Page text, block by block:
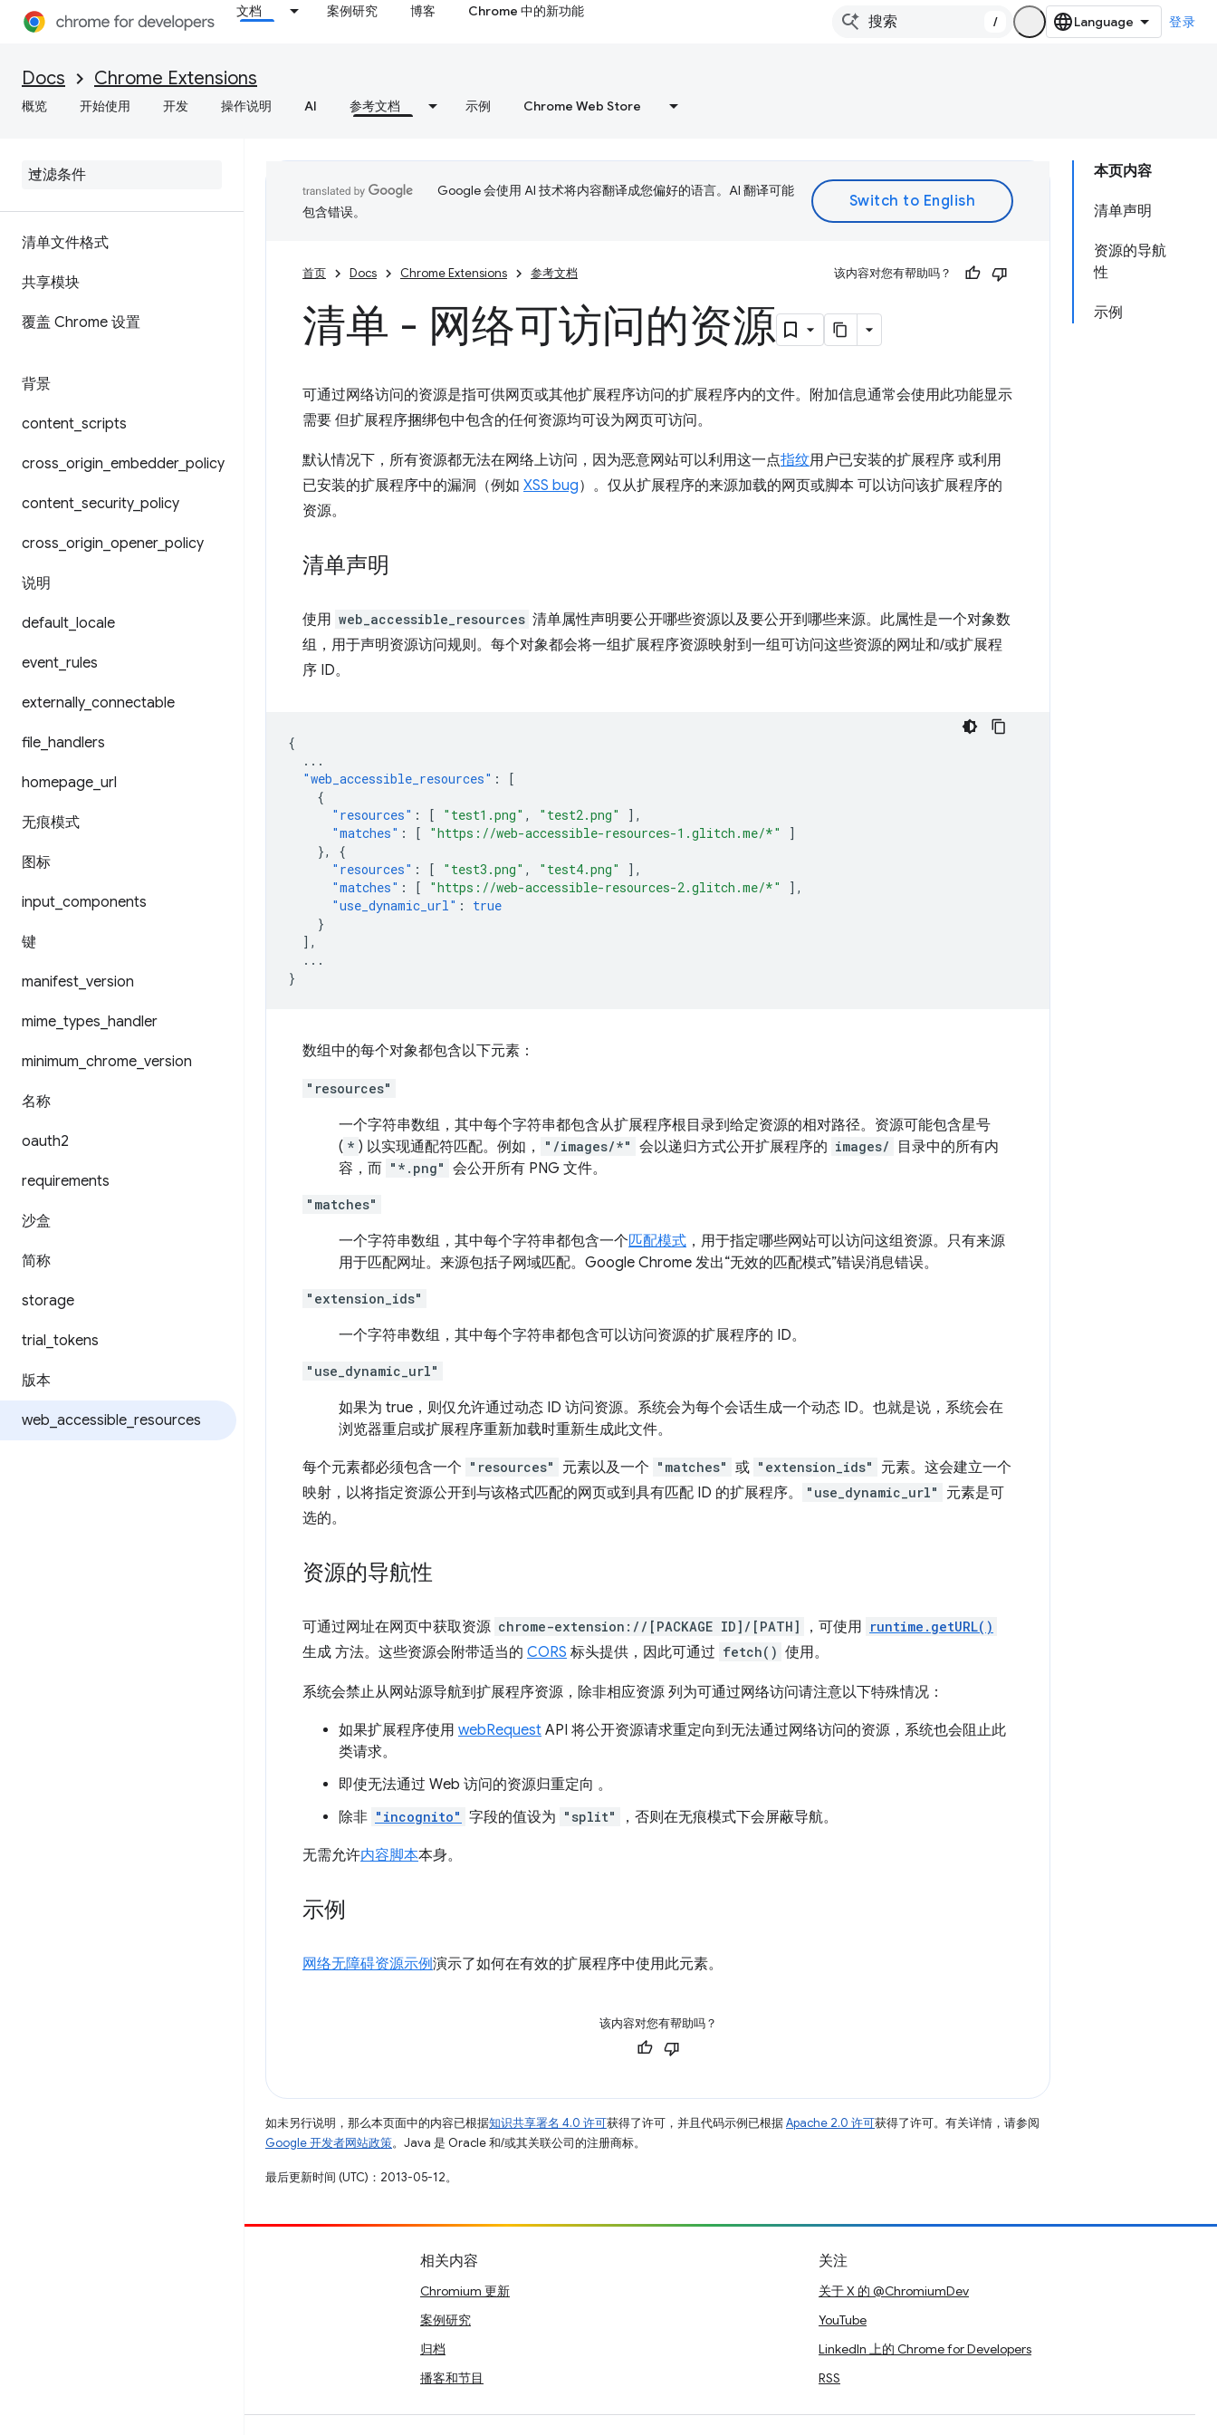
文档 案例研究 博客 Chrome 中的新功能
/ 登录
Docs Chrome Extensions
概览 开始使用 开发 操作说明 AI 参考文档 示例 Chrome Web Store
清单文件格式
共享模块
覆盖 Chrome 设置
背景
content scripts
cross origin embedder_ policy
content security_ policy
cross origin opener_ policy
说明
default locale
event rules
externally_ connectable
file handlers
homepage url
无痕模式
图标
input components
键
manifest version
mime types handler
minimum chrome version
名称
oauth2
requirements
沙盒
简称
storage
trial tokens
版本
web accessible resources
本页内容
清单声明
资源的导航
性
示例
Google 会使用 AI 技术将内容翻译成您偏好的语言。AI 翻译可能
包含错误。
首页 Docs Chrome Extensions 参考文档 该内容对您有帮助吗？
清单 - 网络可访问的资源
可通过网络访问的资源是指可供网页或其他扩展程序访问的扩展程序内的文件。附加信息通常会使用此功能显示
需要 但扩展程序捆绑包中包含的任何资源均可设为网页可访问。
默认情况下，所有资源都无法在网络上访问，因为恶意网站可以利用这一点指纹用户已安装的扩展程序 或利用
已安装的扩展程序中的漏洞（例如 XSS bug）。仅从扩展程序的来源加载的网页或脚本 可以访问该扩展程序的
资源。
清单声明
使用 web_accessible_resources 清单属性声明要公开哪些资源以及要公开到哪些来源。此属性是一个对象数
组，用于声明资源访问规则。每个对象都会将一组扩展程序资源映射到一组可访问这些资源的网址和/或扩展程
序 ID。
{
...
"web_accessible_resources" :
[
{
"resources" : [ "test1.png" , "test2.png"
],
"matches" : [ "https://web-accessible-resources-1.glitch.me/*"
]
},
{
"resources" : [ "test3.png" , "test4.png"
],
"matches" : [ "https://web-accessible-resources-2.glitch.me/*"
],
"use_dynamic_url" :
true
}
],
...
}
数组中的每个对象都包含以下元素：
"resources"
一个字符串数组，其中每个字符串都包含从扩展程序根目录到给定资源的相对路径。资源可能包含星号
( * ) 以实现通配符匹配。例如， "/images/*" 会以递归方式公开扩展程序的 images/
目录中的所有内
容，而 "*.png" 会公开所有 PNG 文件。
"matches"
一个字符串数组，其中每个字符串都包含一个匹配模式 ，用于指定哪些网站可以访问这组资源。只有来源
用于匹配网址。来源包括子网域匹配。Google Chrome 发出“无效的匹配模式”错误消息错误。
"extension_ids"
一个字符串数组，其中每个字符串都包含可以访问资源的扩展程序的 ID。
"use_dynamic_url"
如果为 true，则仅允许通过动态 ID 访问资源。系统会为每个会话生成一个动态 ID。也就是说，系统会在
浏览器重启或扩展程序重新加载时重新生成此文件。
每个元素都必须包含一个 "resources" 元素以及一个 "matches" 或 "extension_ids"
元素。这会建立一个
映射，以将指定资源公开到与该格式匹配的网页或到具有匹配 ID 的扩展程序。
"use_dynamic_url"
元素是可
选的。
资源的导航性
可通过网址在网页中获取资源 chrome-extension://[PACKAGE ID]/[PATH] ，可使用 runtime.getURL()
生成 方法。这些资源会附带适当的 CORS 标头提供，因此可通过 fetch() 使用。
系统会禁止从网站源导航到扩展程序资源，除非相应资源 列为可通过网络访问请注意以下特殊情况：
如果扩展程序使用 webRequest API 将公开资源请求重定向到无法通过网络访问的资源，系统也会阻止此
类请求。
即使无法通过 Web 访问的资源归重定向 。
除非 "incognito" 字段的值设为 "split" ，否则在无痕模式下会屏蔽导航。
无需允许内容脚本本身。
示例
网络无障碍资源示例演示了如何在有效的扩展程序中使用此元素。
该内容对您有帮助吗？
如未另行说明，那么本页面中的内容已根据知识共享署名 4.0 许可获得了许可，并且代码示例已根据Apache 2.0 许可获得了许可。有关详情，请参阅
Google 开发者网站政策。Java 是 Oracle 和/或其关联公司的注册商标。
最后更新时间 (UTC)：2013-05-12。
相关内容
Chromium 更新
案例研究
归档
播客和节目
关注
关于 X 的 @ChromiumDev
YouTube
LinkedIn 上的 Chrome for Developers
RSS